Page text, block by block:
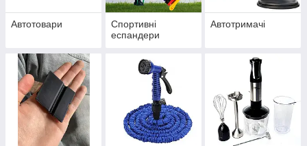
Автотовари
Спортивні
еспандери
Автотримачі